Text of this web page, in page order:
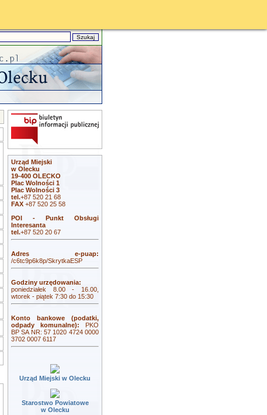
Urząd Miejski
w Olecku
19-400 OLECKO
Plac Wolności 1
Plac Wolności 3
tel.+87 520 21 68
FAX +87 520 25 58
POI - Punkt Obsługi
Interesanta
tel.+87 520 20 67
Adres e-puap:
/c6tc9p6k8p/SkrytkaESP
Godziny urzędowania:
poniedziałek 8.00 - 16.00,
wtorek - piątek 7:30 do 15:30
Konto bankowe (podatki,
odpady komunalne): PKO
BP SA NR: 57 1020 4724 0000
3702 0007 6117
Urząd Miejski w Olecku
Starostwo Powiatowe
w Olecku